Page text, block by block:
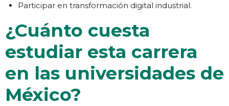
Participar en transformación digital industrial.
¿Cuánto cuesta
estudiar esta carrera
en las universidades de
México?